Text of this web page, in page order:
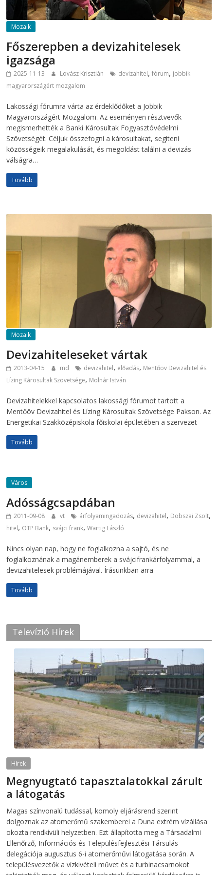
Mozaik
Főszerepben a devizahitelesek
igazsága
2025-11-13 Lovász Krisztián devizahitel,fórum, jobbik
magyarországért mozgalom
Lakossági fórumra várta az érdeklődőket a Jobbik
Magyarországért Mozgalom. Az eseményen résztvevők
megismerhették a Banki Károsultak Fogyasztóvédelmi
Szövetségét. Céljuk összefogni a károsultakat, segíteni
közösségeik megalakulását, és megoldást találni a devizás
válságra…
Tovább
Mozaik
Devizahiteleseket vártak
2013-04-15 md devizahitel, előadás, Mentőöv Devizahitel és
Lízing Károsultak Szövetsége, Molnár István
Devizahitelekkel kapcsolatos lakossági fórumot tartott a
Mentőöv Devizahitel és Lízing Károsultak Szövetsége Pakson. Az
Energetikai Szakközépiskola főiskolai épületében a szervezet
Tovább
Város
Adósságcsapdában
2011-09-08 vt árfolyamingadozás, devizahitel, Dobszai Zsolt,
hitel, OTP Bank, svájci frank,Wartig László
Nincs olyan nap, hogy ne foglalkozna a sajtó, és ne
foglalkoznának a magánemberek a svájcifrankárfolyammal, a
devizahitelesek problémájával. Írásunkban arra
Tovább
Televízió Hírek
Hírek
Megnyugtató tapasztalatokkal zárult
a látogatás
Magas színvonalú tudással, komoly eljárásrend szerint
dolgoznak az atomerőmű szakemberei a Duna extrém vízállása
okozta rendkívüli helyzetben. Ezt állapította meg a Társadalmi
Ellenőrző, Információs és Településfejlesztési Társulás
delegációja augusztus 6-i atomerőművi látogatása során. A
településvezetők a vízkivételi művet és a turbinacsarnokot